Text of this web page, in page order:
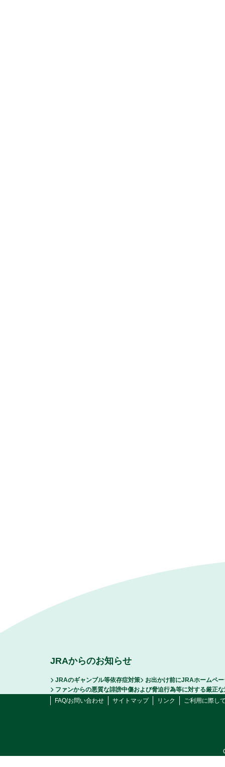
JRAからのお知らせ
JRAのギャンブル等依存症対策
お出かけ前にJRAホームペ
ファンからの悪質な誹謗中傷および脅迫行為等に対する厳正
FAQ/お問い合わせ
サイトマップ リンク ご利用に際し